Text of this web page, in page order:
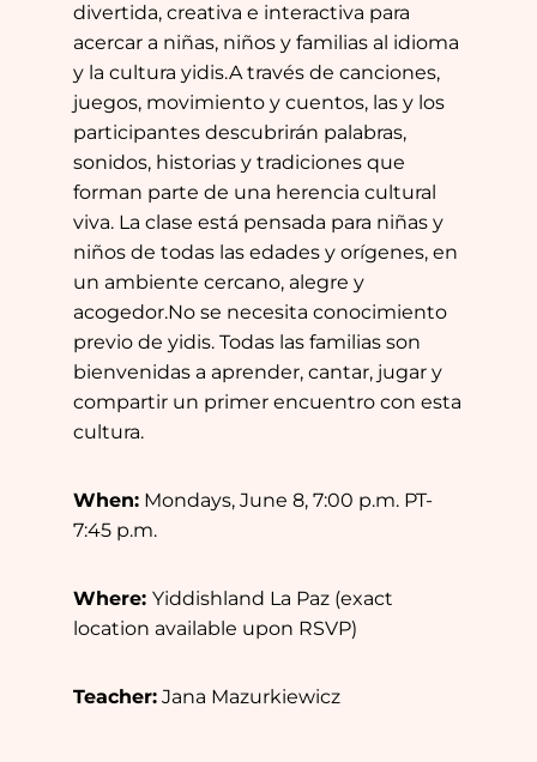
divertida, creativa e interactiva para
acercar a niñas, niños y familias al idioma
y la cultura yidis.A través de canciones,
juegos, movimiento y cuentos, las y los
participantes descubrirán palabras,
sonidos, historias y tradiciones que
forman parte de una herencia cultural
viva. La clase está pensada para niñas y
niños de todas las edades y orígenes, en
un ambiente cercano, alegre y
acogedor.No se necesita conocimiento
previo de yidis. Todas las familias son
bienvenidas a aprender, cantar, jugar y
compartir un primer encuentro con esta
cultura.
When:Mondays, June 8, 7:00 p.m. PT-
7:45 p.m.
Where: Yiddishland La Paz (exact
location available upon RSVP)
Teacher:Jana Mazurkiewicz